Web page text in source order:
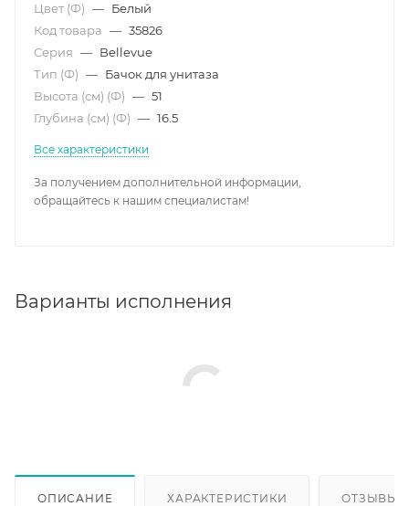
Цвет (Ф) — Белый
Код товара — 35826
Серия — Bellevue
Тип (Ф) — Бачок для унитаза
Высота (см) (Ф) — 51
Глубина (см) (Ф) — 16.5
Все характеристики
За получением дополнительной информации,
обращайтесь к нашим специалистам!
Варианты исполнения
ОПИСАНИЕ ХАРАКТЕРИСТИКИ ОТЗЫВЫ